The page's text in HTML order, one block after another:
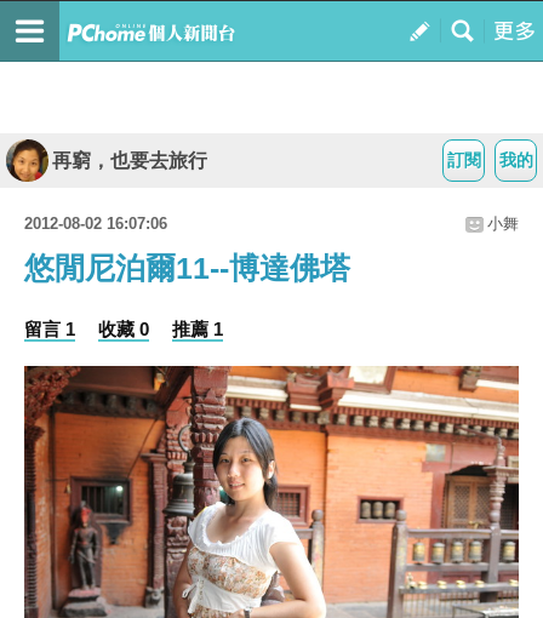
我的
訂閱
再窮，也要去旅行
2012-08-02 16:07:06 小舞
悠閒尼泊爾11--博達佛塔
留言 1 收藏 0 推薦 1